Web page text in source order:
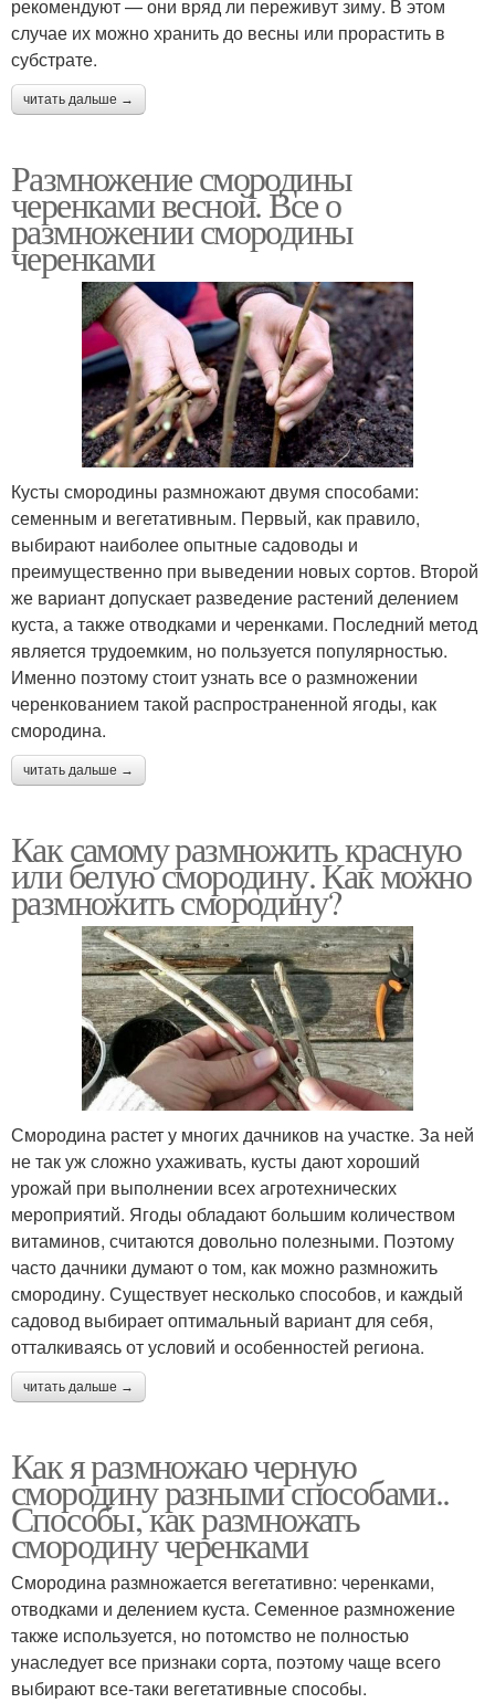
рекомендуют — они вряд ли переживут зиму. В этом
случае их можно хранить до весны или прорастить в
субстрате.
читать дальше →
Размножение смородины
черенками весной. Все о
размножении смородины
черенками
Кусты смородины размножают двумя способами:
семенным и вегетативным. Первый, как правило,
выбирают наиболее опытные садоводы и
преимущественно при выведении новых сортов. Второй
же вариант допускает разведение растений делением
куста, а также отводками и черенками. Последний метод
является трудоемким, но пользуется популярностью.
Именно поэтому стоит узнать все о размножении
черенкованием такой распространенной ягоды, как
смородина.
читать дальше →
Как самому размножить красную
или белую смородину. Как можно
размножить смородину?
Смородина растет у многих дачников на участке. За ней
не так уж сложно ухаживать, кусты дают хороший
урожай при выполнении всех агротехнических
мероприятий. Ягоды обладают большим количеством
витаминов, считаются довольно полезными. Поэтому
часто дачники думают о том, как можно размножить
смородину. Существует несколько способов, и каждый
садовод выбирает оптимальный вариант для себя,
отталкиваясь от условий и особенностей региона.
читать дальше →
Как я размножаю черную
смородину разными способами..
Способы, как размножать
смородину черенками
Смородина размножается вегетативно: черенками,
отводками и делением куста. Семенное размножение
также используется, но потомство не полностью
унаследует все признаки сорта, поэтому чаще всего
выбирают все-таки вегетативные способы.